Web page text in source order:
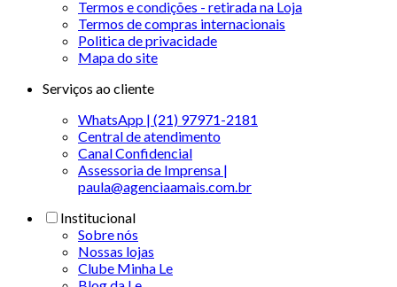
Termos e condições - retirada na Loja
Termos de compras internacionais
Politica de privacidade
Mapa do site
Serviços ao cliente
WhatsApp | (21) 97971-2181
Central de atendimento
Canal Confidencial
Assessoria de Imprensa |
paula@agenciaamais.com.br
Institucional
Sobre nós
Nossas lojas
Clube Minha Le